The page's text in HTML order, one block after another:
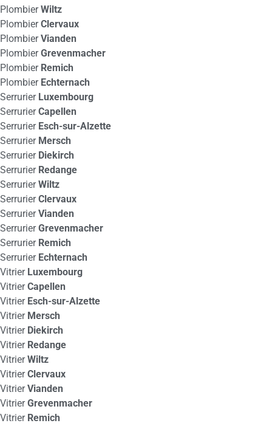
PlombierWiltz
PlombierClervaux
PlombierVianden
PlombierGrevenmacher
Plombier Remich
Plombier Echternach
Serrurier Luxembourg
SerrurierCapellen
Serrurier Esch-sur-Alzette
Serrurier Mersch
Serrurier Diekirch
Serrurier Redange
SerrurierWiltz
SerrurierClervaux
SerrurierVianden
SerrurierGrevenmacher
Serrurier Remich
Serrurier Echternach
Vitrier Luxembourg
VitrierCapellen
Vitrier Esch-sur-Alzette
Vitrier Mersch
Vitrier Diekirch
Vitrier Redange
VitrierWiltz
VitrierClervaux
VitrierVianden
VitrierGrevenmacher
Vitrier Remich